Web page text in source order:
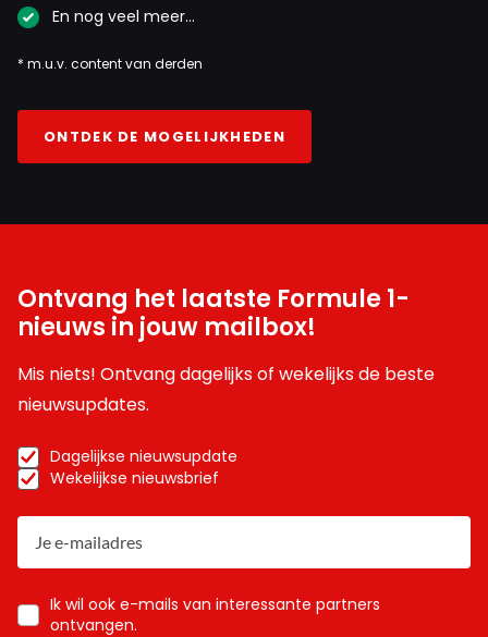
En nog veel meer…
* m.u.v. content van derden
ONTDEK DE MOGELIJKHEDEN
Ontvang het laatste Formule 1-
nieuws in jouw mailbox!
Mis niets! Ontvang dagelijks of wekelijks de beste
nieuwsupdates.
Dagelijkse nieuwsupdate
Wekelijkse nieuwsbrief
Ik wil ook e-mails van interessante partners
ontvangen.